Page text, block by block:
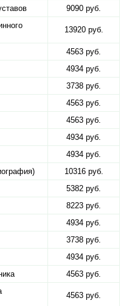
9090 руб.
13920 руб.
4563 руб.
4934 руб.
3738 руб.
4563 руб.
4563 руб.
4934 руб.
4934 руб.
10316 руб.
5382 руб.
8223 руб.
4934 руб.
3738 руб.
4934 руб.
4563 руб.
4563 руб.